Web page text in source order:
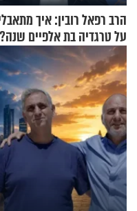
הרב רפאל רובין: איך
על טרגדיה בת אלפיים שנה?